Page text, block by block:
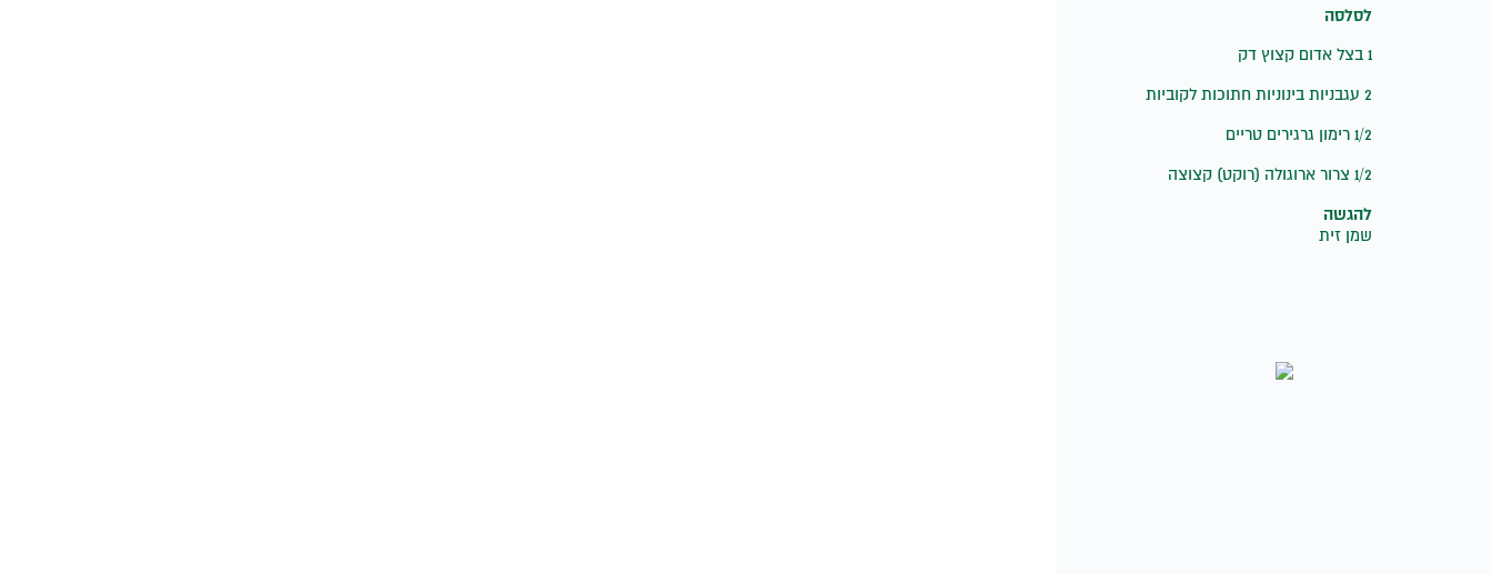
לסלסה
1 בצל אדום קצוץ דק
2 עגבניות בינוניות חתוכות לקוביות
1/2 רימון גרגירים טריים
1/2 צרור ארוגולה (רוקט) קצוצה
להגשה
שמן זית